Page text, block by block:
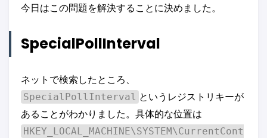
今日はこの問題を解決することに決めました。
SpecialPollInterval
ネットで検索したところ、
SpecialPollInterval というレジストリキーが
あることがわかりました。具体的な位置は
HKEY_LOCAL_MACHINE\SYSTEM\CurrentCont